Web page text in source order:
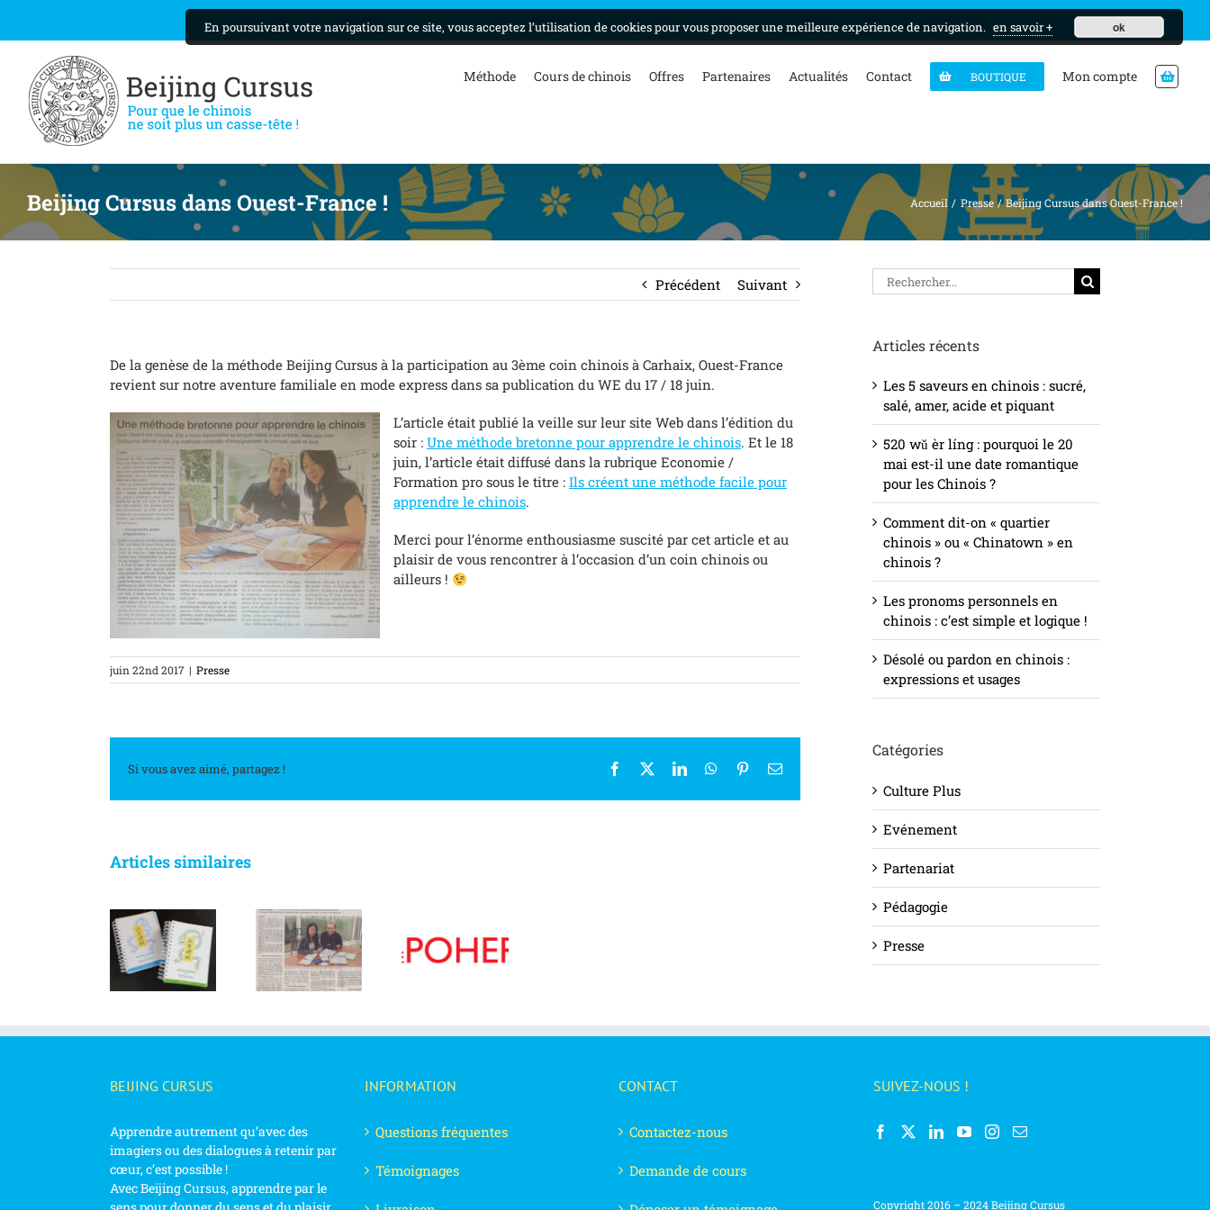
MON CURSUS
Méthode Cours de chinois Offres Partenaires Actualités Contact BOUTIQUE Mon compte
Beijing Cursus dans Ouest-France ! Accueil Presse Beijing Cursus dans Ouest-France !
Précédent Suivant
De la genèse de la méthode Beijing Cursus à la participation au 3ème coin chinois à Carhaix, Ouest-France
revient sur notre aventure familiale en mode express dans sa publication du WE du 17 / 18 juin.
L’article était publié la veille sur leur site Web dans l’édition du
soir : Une méthode bretonne pour apprendre le chinois. Et le 18
juin, l’article était diffusé dans la rubrique Economie /
Formation pro sous le titre : Ils créent une méthode facile pour
apprendre le chinois.
Merci pour l’énorme enthousiasme suscité par cet article et au
plaisir de vous rencontrer à l’occasion d’un coin chinois ou
ailleurs !
juin 22nd 2017 | Presse
Si vous avez aimé, partagez ! Facebook LinkedInWhatsApp
PinterestEmail
Articles similaires
La méthode
de chinois
Beijing Cursus
à l’honneur
sur Ouest-
Beijing Cursus
dans le
journal “Le
Poher”
Rechercher
Articles récents
Les 5 saveurs en chinois : sucré,
salé, amer, acide et piquant
520 wǔ èr líng : pourquoi le 20
mai est-il une date romantique
pour les Chinois ?
Comment dit-on « quartier
chinois » ou « Chinatown » en
chinois ?
Les pronoms personnels en
chinois : c’est simple et logique !
Désolé ou pardon en chinois :
expressions et usages
Catégories
Culture Plus
Evénement
Partenariat
Pédagogie
Presse
BEIJING CURSUS
Apprendre autrement qu’avec des
imagiers ou des dialogues à retenir par
cœur, c’est possible !
Avec Beijing Cursus, apprendre par le
INFORMATION
Questions fréquentes
Témoignages
CONTACT
Contactez-nous
Demande de cours
SUIVEZ-NOUS !
Copyright 2016 – 2024 Beijing Cursus
En poursuivant votre navigation sur ce site, vous acceptez l’utilisation de cookies pour vous proposer une meilleure expérience de navigation. en savoir + ok